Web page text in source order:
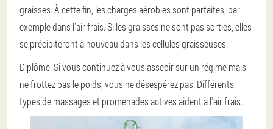
graisses. À cette fin, les charges aérobies sont parfaites, par
exemple dans l'air frais. Si les graisses ne sont pas sorties, elles
se précipiteront à nouveau dans les cellules graisseuses.
Diplôme:Si vous continuez à vous asseoir sur un régime mais
ne frottez pas le poids, vous ne désespérez pas. Différents
types de massages et promenades actives aident à l'air frais.